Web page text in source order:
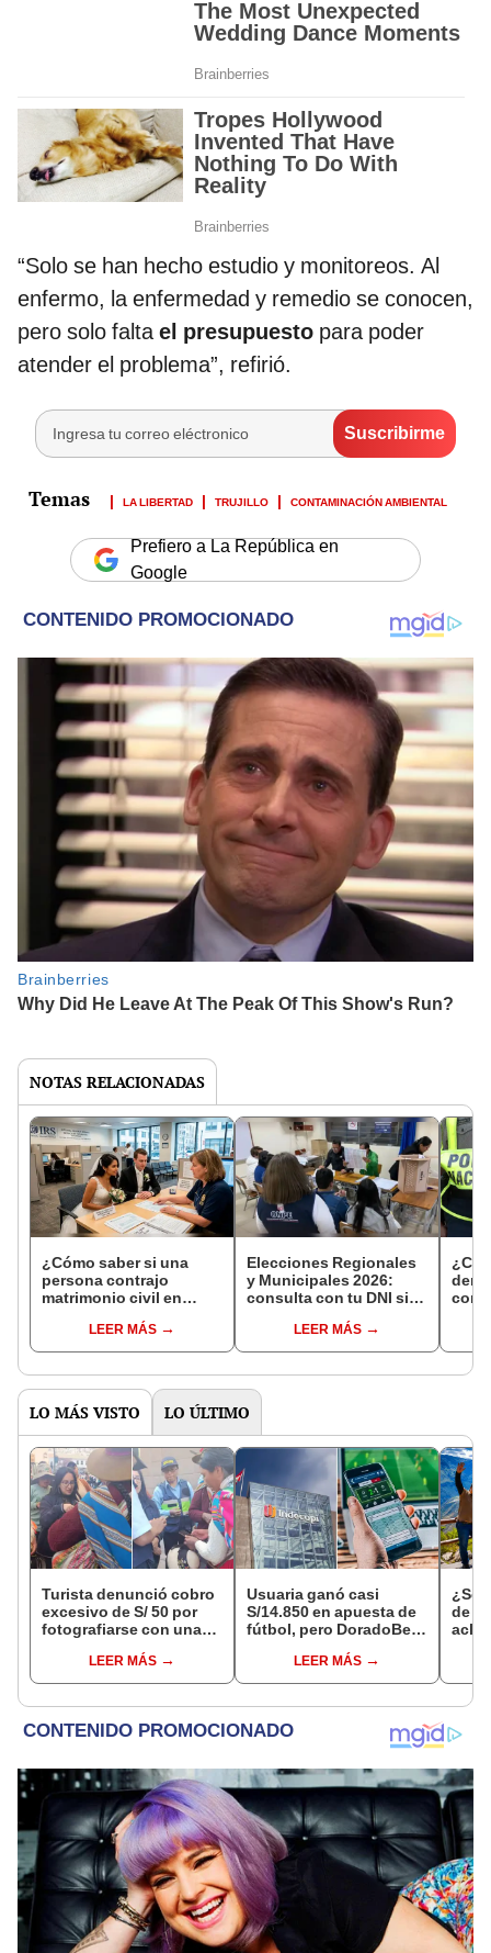
“Solo se han hecho estudio y monitoreos. Al
enfermo, la enfermedad y remedio se conocen,
pero solo faltael presupuesto para poder
atender el problema”, refirió.
LA LIBERTAD TRUJILLO CONTAMINACIÓN AMBIENTAL
Prefiero a La República en
Google
NOTAS RELACIONADAS
¿Cómo saber si una
persona contrajo
matrimonio civil en
LEER MÁS
Elecciones Regionales
y Municipales 2026:
consulta con tu DNI si
de mesa para este 4 de
octubre en el link oficial
LEER MÁS
con
LO MÁS VISTO LO ÚLTIMO
Turista denunció cobro
excesivo de S/ 50 por
fotografiarse con una
Serenazgo recuperó el
dinero
LEER MÁS
Usuaria ganó casi
S/14.850 en apuesta de
fútbol, pero DoradoBet
Indecopi multó a la
empresa con más de S/
LEER MÁS
¿Se
de